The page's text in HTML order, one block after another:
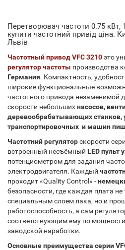
Перетворювач частоти 0.75 кВт,
купити частотний привід ціна.
Львів
Частотный привод VFC 3210это
регулятор частоты производства
Германия. Компактность,
широкие функциональные
частотного привода незаменимой
скорости небольшихнасосов,
деревообрабатывающих
транспортировочных и машин
Частотний регуляторскорости
встроенный несъёмный LED пульт
потенциометром для задания
электродвигателя. Каждый
проходит «Quality Control» -
безопасности, где каждая плата
специальным слоем лака, но и
работоспособность, а сам
соответствующим ему по
заводской наработки.
Основные преимущества серии